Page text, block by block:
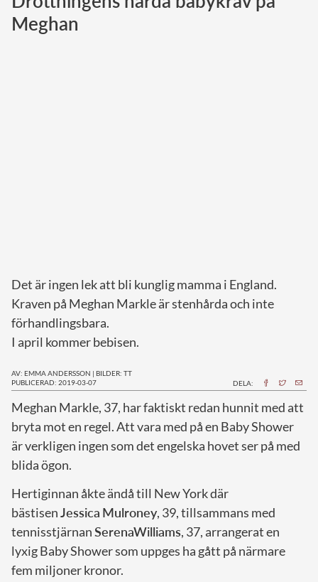
Meghan
Det är ingen lek att bli kunglig mamma i England.
Kraven på Meghan Markle är stenhårda och inte
förhandlingsbara.
I april kommer bebisen.
AV: EMMA ANDERSSON | BILDER: TT
PUBLICERAD: 2019-03-07
DELA:
Meghan Markle, 37, har faktiskt redan hunnit med att
bryta mot en regel. Att vara med på en Baby Shower
är verkligen ingen som det engelska hovet ser på med
blida ögon.
Hertiginnan åkte ändå till New York där
bästisenJessica Mulroney, 39, tillsammans med
tennisstjärnanSerenaWilliams, 37, arrangerat en
lyxig Baby Shower som uppges ha gått på närmare
fem miljoner kronor.